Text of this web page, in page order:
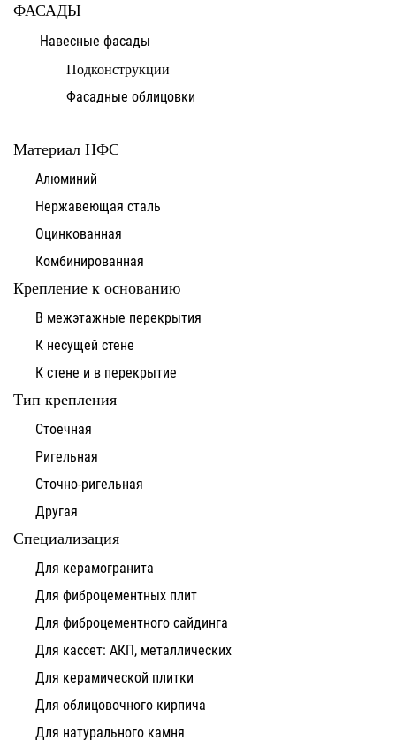
ФАСАДЫ
Навесные фасады
Подконструкции
Фасадные облицовки
Материал НФС
Алюминий
Нержавеющая сталь
Оцинкованная
Комбинированная
Крепление к основанию
В межэтажные перекрытия
К несущей стене
К стене и в перекрытие
Тип крепления
Стоечная
Ригельная
Сточно-ригельная
Другая
Специализация
Для керамогранита
Для фиброцементных плит
Для фиброцементного сайдинга
Для кассет: АКП, металлических
Для керамической плитки
Для облицовочного кирпича
Для натурального камня